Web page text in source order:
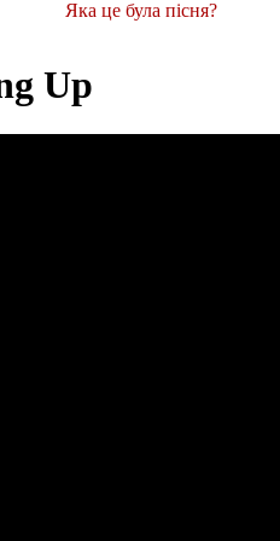
Яка це була пісня?
Up